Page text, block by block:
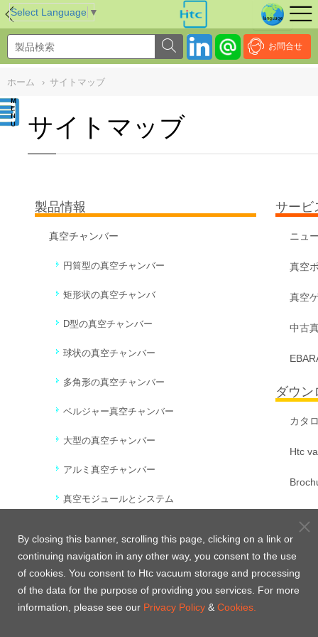
Select Language ▼
お問合せ
ホーム › サイトマッブ
サイトマッブ
製品情報
真空チャンバー
円筒型の真空チャンバー
矩形状の真空チャンバ
D型の真空チャンバー
球状の真空チャンバー
多角形の真空チャンバー
ベルジャー真空チャンバー
大型の真空チャンバー
アルミ真空チャンバー
真空モジュールとシステム
UHV超高真空チャンバー
Synchrotron Radiation Chambers
サービ
ニュ
真空
真空
中古
ダウン
カタ
Htc
Video
企業情
NULL
By closing this banner, scrolling this page, clicking on a link or
continuing navigation in any other way, you consent to the use
of cookies. You consent to Htc vacuum storage and processing
of the data for the purpose of providing you services. For more
information, please see our Privacy Policy & Cookies.
//